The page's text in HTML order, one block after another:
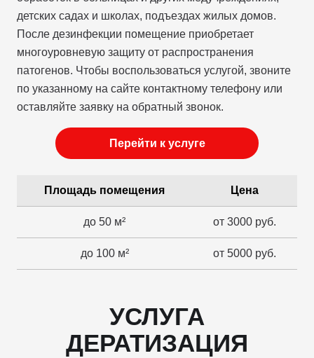
детских садах и школах, подъездах жилых домов.
После дезинфекции помещение приобретает
многоуровневую защиту от распространения
патогенов. Чтобы воспользоваться услугой, звоните
по указанному на сайте контактному телефону или
оставляйте заявку на обратный звонок.
Перейти к услуге
Площадь помещения Цена
до 50 м² от 3000 руб.
до 100 м² от 5000 руб.
УСЛУГА
ДЕРАТИЗАЦИЯ